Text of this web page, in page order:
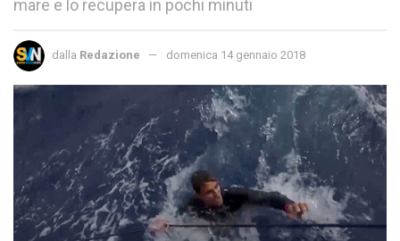
mare e lo recupera in pochi minuti
dalla Redazione domenica 14 gennaio 2018